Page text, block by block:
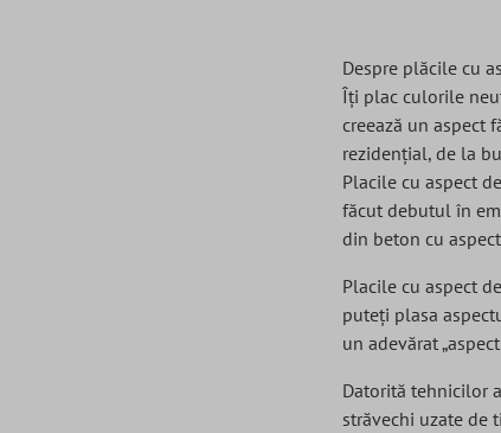
Despre plăcile cu
Îți plac culorile
creează un aspect
rezidențial, de la
Placile cu aspect
făcut debutul în
din beton cu
Placile cu aspect
puteți plasa
un adevărat
Datorită tehnicilor
străvechi uzate de